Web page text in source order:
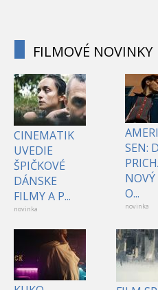
FILMOVÉ NOVINKY
CINEMATIK
UVEDIE
ŠPIČKOVÉ
DÁNSKE
FILMY A P...
novinka
SEN:
O...
novinka